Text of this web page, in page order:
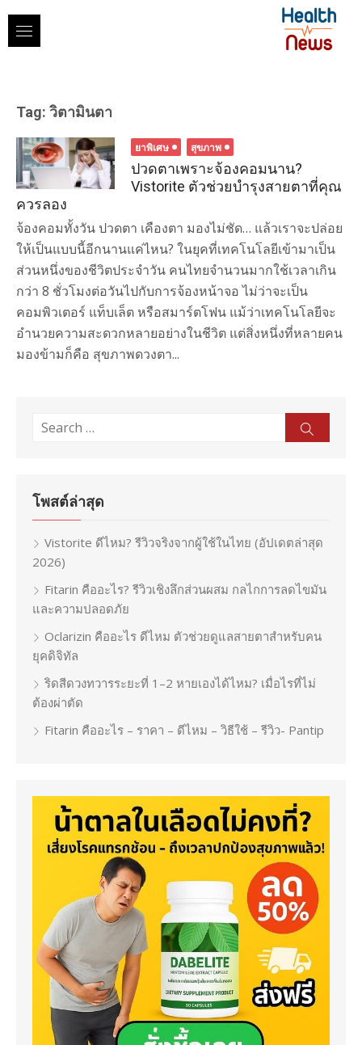
content
Tag: วิตามินตา
ยาพิเศษ สุขภาพ
ปวดตาเพราะจ้องคอมนาน?
Vistorite ตัวช่วยบำรุงสายตาที่คุณ
ควรลอง
จ้องคอมทั้งวัน ปวดตา เคืองตา มองไม่ชัด… แล้วเราจะปล่อย
ให้เป็นแบบนี้อีกนานแค่ไหน? ในยุคที่เทคโนโลยีเข้ามาเป็น
ส่วนหนึ่งของชีวิตประจำวัน คนไทยจำนวนมากใช้เวลาเกิน
กว่า 8 ชั่วโมงต่อวันไปกับการจ้องหน้าจอ ไม่ว่าจะเป็น
คอมพิวเตอร์ แท็บเล็ต หรือสมาร์ตโฟน แม้ว่าเทคโนโลยีจะ
อำนวยความสะดวกหลายอย่างในชีวิต แต่สิ่งหนึ่งที่หลายคน
มองข้ามก็คือ สุขภาพดวงตา...
Search
โพสต์ล่าสุด
Vistorite ดีไหม? รีวิวจริงจากผู้ใช้ในไทย (อัปเดตล่าสุด
2026)
Fitarin คืออะไร? รีวิวเชิงลึกส่วนผสม กลไกการลดไขมัน
และความปลอดภัย
Oclarizin คืออะไร ดีไหม ตัวช่วยดูแลสายตาสำหรับคน
ยุคดิจิทัล
ริดสีดวงทวารระยะที่ 1–2 หายเองได้ไหม? เมื่อไรที่ไม่
ต้องผ่าตัด
Fitarin คืออะไร – ราคา – ดีไหม – วิธีใช้ – รีวิว- Pantip